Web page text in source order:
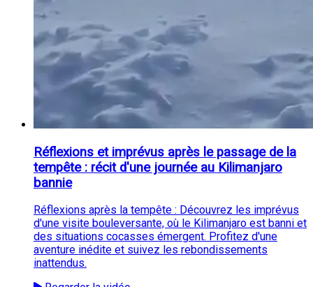
Réflexions et imprévus après le passage de la
tempête : récit d'une journée au Kilimanjaro
bannie
Réflexions après la tempête : Découvrez les imprévus
d'une visite bouleversante, où le Kilimanjaro est banni et
des situations cocasses émergent. Profitez d'une
aventure inédite et suivez les rebondissements
inattendus.